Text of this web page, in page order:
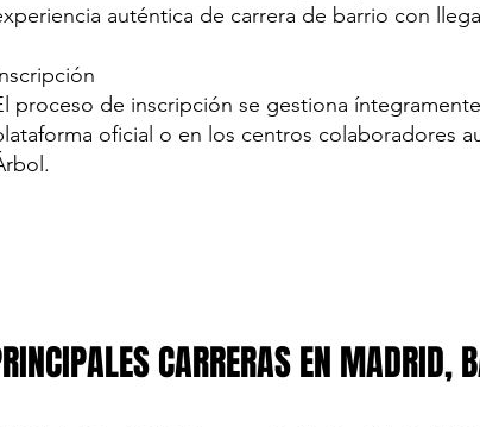
auténtica de carrera de barrio con
proceso de inscripción se gestiona
oficial o en los centros colaboradores
CARRERAS EN MADRID,